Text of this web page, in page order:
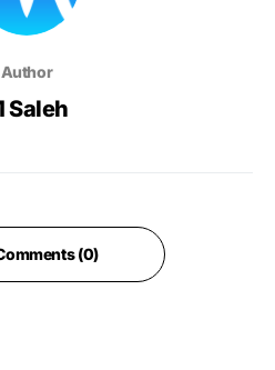
Author
Saleh
(0)